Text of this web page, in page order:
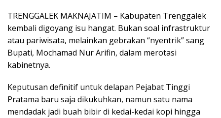
TRENGGALEK MAKNAJATIM – Kabupaten Trenggalek
kembali digoyang isu hangat. Bukan soal infrastruktur
atau pariwisata, melainkan gebrakan “nyentrik” sang
Bupati, Mochamad Nur Arifin, dalam merotasi
kabinetnya.
Keputusan definitif untuk delapan Pejabat Tinggi
Pratama baru saja dikukuhkan, namun satu nama
mendadak jadi buah bibir di kedai-kedai kopi hingga